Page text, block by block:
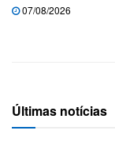
07/08/2026
Últimas notícias